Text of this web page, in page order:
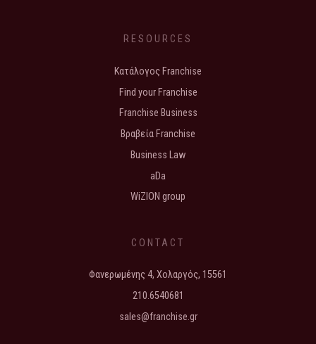
RESOURCES
Κατάλογος Franchise
Find your Franchise
Franchise Business
Βραβεία Franchise
Business Law
aDa
WiZION group
CONTACT
Φανερωμένης 4, Χολαργός, 15561
210.6540681
sales@franchise.gr